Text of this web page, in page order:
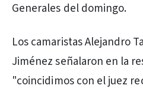
Generales del domingo.
Los camaristas Alejandro
Jiménez señalaron en la
"coincidimos con el juez